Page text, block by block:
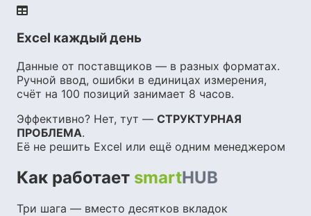
Excel каждый день
Данные от поставщиков — в разных форматах.
Ручной ввод, ошибки в единицах измерения,
счёт на 100 позиций занимает 8 часов.
Эффективно? Нет, тут — СТРУКТУРНАЯ
ПРОБЛЕМА.
Её не решить Excel или ещё одним менеджером
Как работает smartHUB
Три шага — вместо десятков вкладок